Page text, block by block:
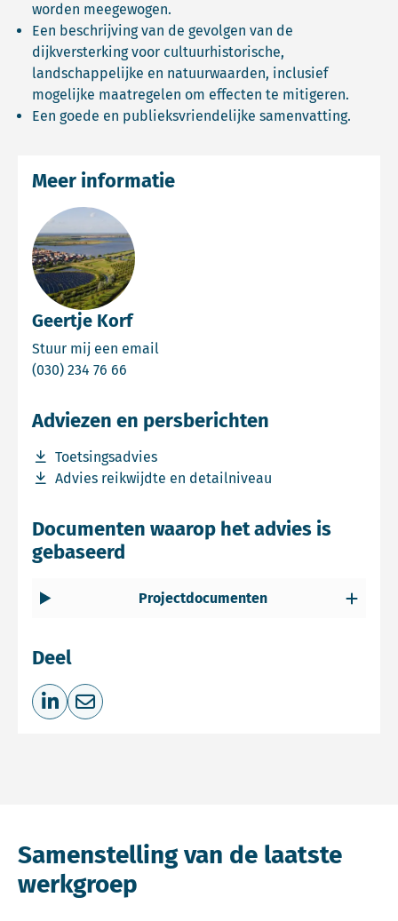
worden meegewogen.
Een beschrijving van de gevolgen van de
dijkversterking voor cultuurhistorische,
landschappelijke en natuurwaarden, inclusief
mogelijke maatregelen om effecten te mitigeren.
Een goede en publieksvriendelijke samenvatting.
Geertje Korf
Stuur mij een email
(030) 234 76 66
Meer informatie
Adviezen en persberichten
Toetsingsadvies
Download bestand Toetsingsadvies
Advies reikwijdte en detailniveau
Download bestand Advies reikwijdte en detailniveau
Documenten waarop het advies is
gebaseerd
Projectdocumenten
Deel
Deel op LinkedIn
Deel via e-mail
Samenstelling van de laatste
werkgroep